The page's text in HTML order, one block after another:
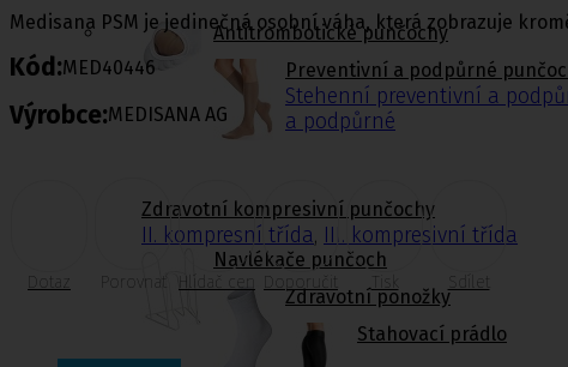
Antitrombotické punčochy
Preventivní a podpůrné
Stehenní preventivní a
a podpůrné
Zdravotní kompresivní punčochy
II. kompresní třída, III. kompresivní třída
Navlékače punčoch
Zdravotní ponožky
Stahovací prádlo
Medisana PSM je jedinečná osobní váha, která zobrazuje
Kód:MED40446
Výrobce:MEDISANA AG
Dotaz Porovnat Doporučit Tisk Sdílet